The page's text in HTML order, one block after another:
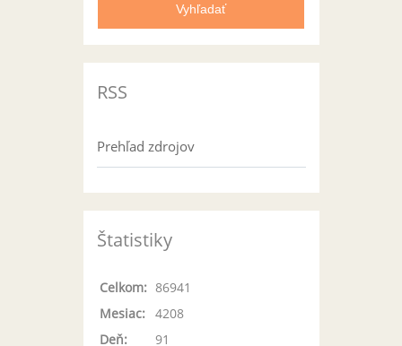
RSS
Prehľad zdrojov
Štatistiky
Celkom: 86941
Mesiac:
4208
Deň:
91